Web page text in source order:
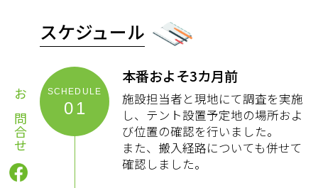
お問合せ
スケジュール
01
本番およそ3カ月前
施設担当者と現地にて調査を実施
し、テント設置予定地の場所およ
び位置の確認を行いました。
また、搬入経路についても併せて
確認しました。